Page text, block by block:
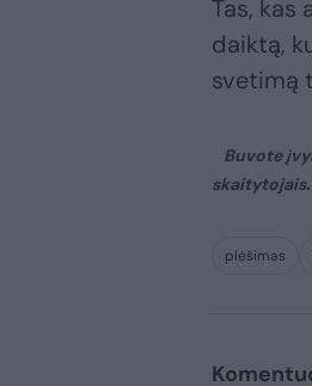
Tas, kas
daiktą,
svetimą
Buvote
plėšimas